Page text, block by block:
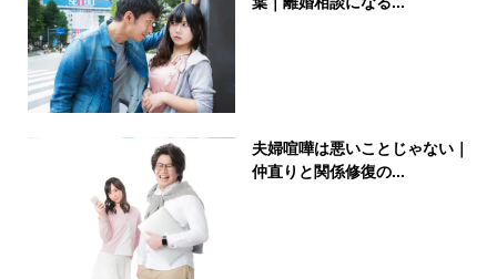
夫婦喧嘩は悪いことじゃない｜
仲直りと関係修復の...